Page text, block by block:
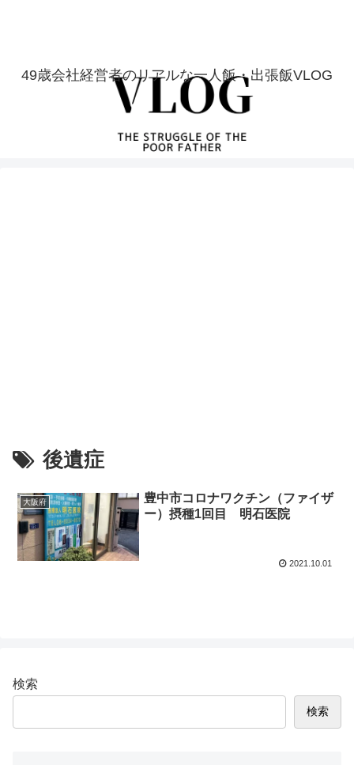
49歳会社経営者のリアルな一人飯・出張飯VLOG
後遺症
大阪府
豊中市コロナワクチン（ファイザ
ー）摂種1回目 明石医院
2021.10.01
検索
検索